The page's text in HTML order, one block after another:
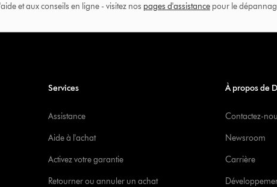
et aux conseils en ligne - visitez nos pages d'assistance pour le
Services
Assistance
Aide à l'achat
Activez votre garantie
Retourner ou annuler un achat
À propos de
Contactez-
Newsroom
Carrière